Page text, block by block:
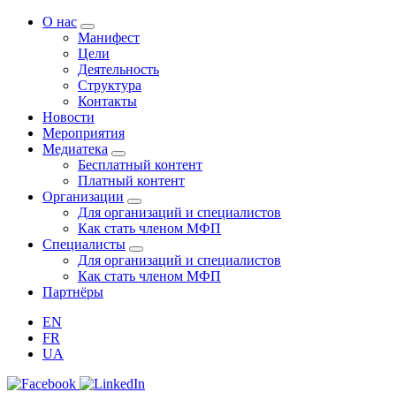
О нас
Манифест
Цели
Деятельность
Структура
Контакты
Новости
Мероприятия
Медиатека
Бесплатный контент
Платный контент
Организации
Для организаций и специалистов
Как стать членом МФП
Специалисты
Для организаций и специалистов
Как стать членом МФП
Партнёры
EN
FR
UA